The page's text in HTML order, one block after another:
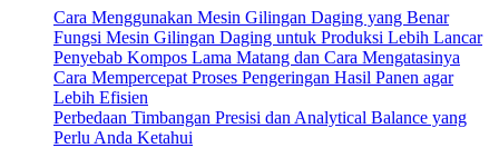
Cara Menggunakan Mesin Gilingan Daging yang Benar
Fungsi Mesin Gilingan Daging untuk Produksi Lebih Lancar
Penyebab Kompos Lama Matang dan Cara Mengatasinya
Cara Mempercepat Proses Pengeringan Hasil Panen agar
Lebih Efisien
Perbedaan Timbangan Presisi dan Analytical Balance yang
Perlu Anda Ketahui